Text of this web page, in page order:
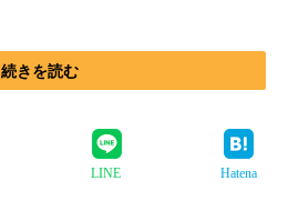
続きを読む
LINE Hatena